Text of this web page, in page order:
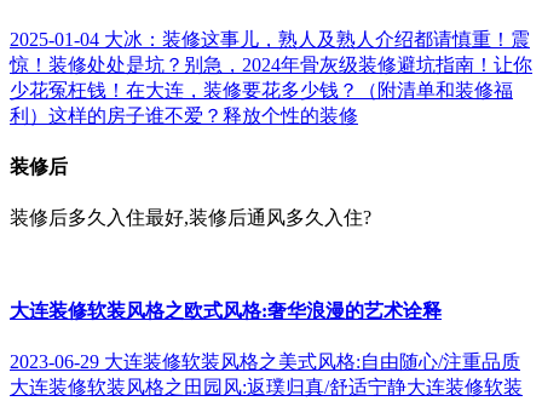
2025-01-04 大冰：装修这事儿，熟人及熟人介绍都请慎重！ 震
惊！装修处处是坑？别急，2024年骨灰级装修避坑指南！让你
少花冤枉钱！ 在大连，装修要花多少钱？（附清单和装修福
利） 这样的房子谁不爱？释放个性的装修
装修后
装修后多久入住最好,装修后通风多久入住?
大连装修软装风格之欧式风格:奢华浪漫的艺术诠释
2023-06-29 大连装修软装风格之美式风格:自由随心/注重品质
大连装修软装风格之田园风:返璞归真/舒适宁静大连装修软装